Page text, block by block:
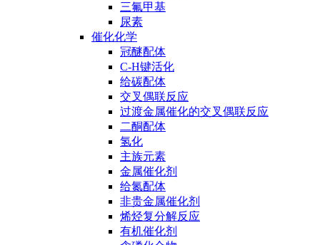
三氟甲基
尿素
催化化学
冠醚配体
C-H键活化
给碳配体
交叉偶联反应
过渡金属催化的交叉偶联反应
二酮配体
氢化
主族元素
金属催化剂
给氮配体
非贵金属催化剂
烯烃复分解反应
有机催化剂